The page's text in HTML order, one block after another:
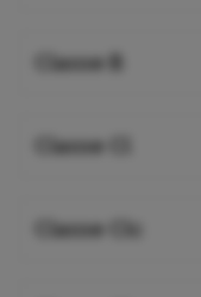
Classe B
Classe Cl
Classe Clc